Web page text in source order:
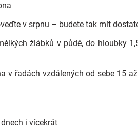
v srpnu – budete tak mít
žlábků v půdě, do hloubky
v řadách vzdálených od sebe 15
i vícekrát